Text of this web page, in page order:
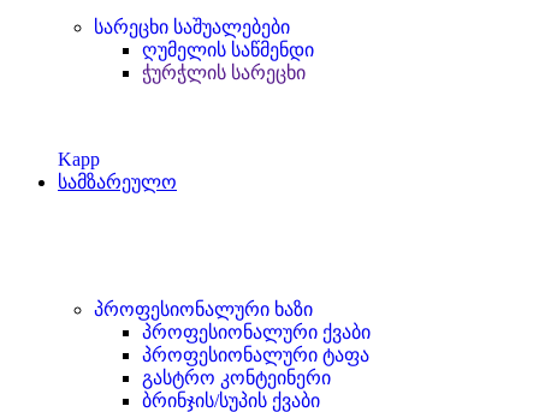
სარეცხი საშუალებები
ღუმელის საწმენდი
ჭურჭლის სარეცხი
Kapp
სამზარეულო
პროფესიონალური ხაზი
პროფესიონალური ქვაბი
პროფესიონალური ტაფა
გასტრო კონტეინერი
ბრინჯის/სუპის ქვაბი